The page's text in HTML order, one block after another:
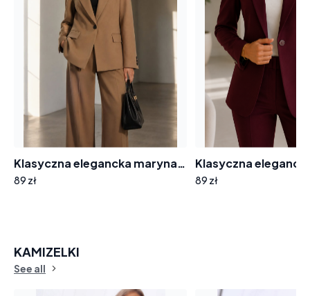
Klasyczna elegancka marynarka Borowiecki MR36 zapinana na guzik, karmel
89 zł 89 zł
KAMIZELKI
See all